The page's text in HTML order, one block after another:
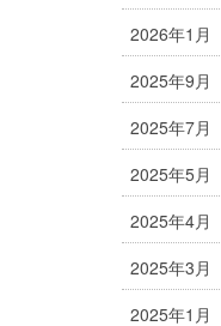
2026年1月
2025年9月
2025年7月
2025年5月
2025年4月
2025年3月
2025年1月